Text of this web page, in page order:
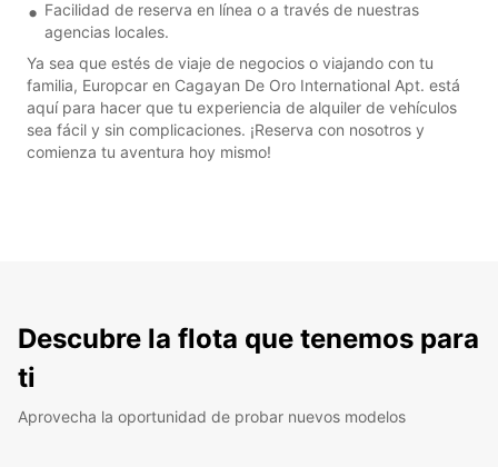
Facilidad de reserva en línea o a través de nuestras
agencias locales.
Ya sea que estés de viaje de negocios o viajando con tu
familia, Europcar en Cagayan De Oro International Apt. está
aquí para hacer que tu experiencia de alquiler de vehículos
sea fácil y sin complicaciones. ¡Reserva con nosotros y
comienza tu aventura hoy mismo!
Descubre la flota que tenemos para
ti
Aprovecha la oportunidad de probar nuevos modelos